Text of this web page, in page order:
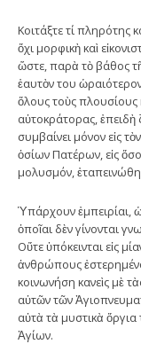
Κοιτάξτε τί πληρότης
ὄχι μορφικὴ καὶ
ὥστε, παρὰ τὸ βάθος
ἑαυτὸν του
ὅλους τοὺς πλουσίους
αὐτοκράτορας, ἐπειδὴ
συμβαίνει μόνον εἰς
ὁσίων Πατέρων, εἰς
μολυσμόν,
Ὑπάρχουν ἐμπειρίαι,
ὁποῖαι δὲν γίνονται
Οὔτε ὑπόκεινται εἰς
ἀνθρώπους
κοινωνήση κανεὶς μὲ
αὐτῶν τῶν
αὐτὰ τὰ μυστικὰ
Ἁγίων.